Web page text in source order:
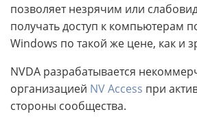
позволяет незрячим или
получать доступ к компьютерам
Windows по такой же цене, как и
NVDA разрабатывается
организацией NV Access при
стороны сообщества.